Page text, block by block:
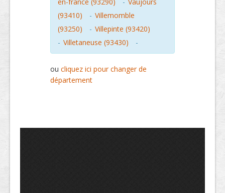
(93410)
- Villemomble
(93250)
- Villepinte (93420)
- Villetaneuse (93430) -
ou cliquez ici pour changer de
département